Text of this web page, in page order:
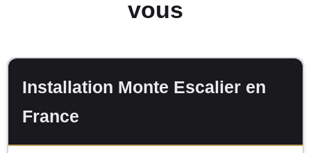
vous
Installation Monte Escalier en
France